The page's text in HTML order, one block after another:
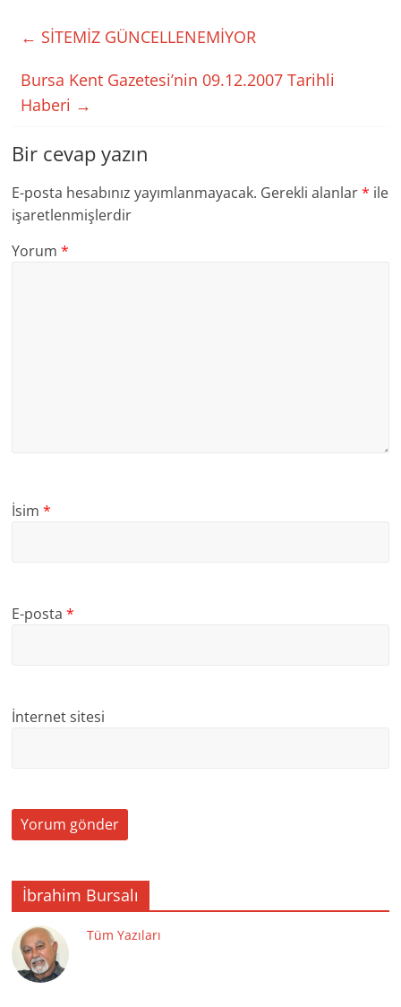
← SİTEMİZ GÜNCELLENEMİYOR
Bursa Kent Gazetesi’nin 09.12.2007 Tarihli
Haberi →
Bir cevap yazın
E-posta hesabınız yayımlanmayacak. Gerekli alanlar* ile
işaretlenmişlerdir
Yorum*
İsim*
E-posta*
İnternet sitesi
İbrahim Bursalı
Tüm Yazıları